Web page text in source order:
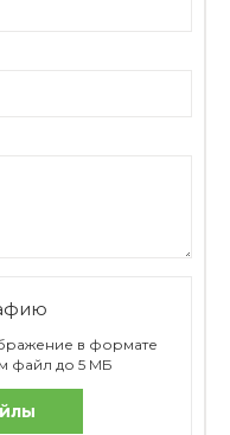
в формате
файл до 5 МБ